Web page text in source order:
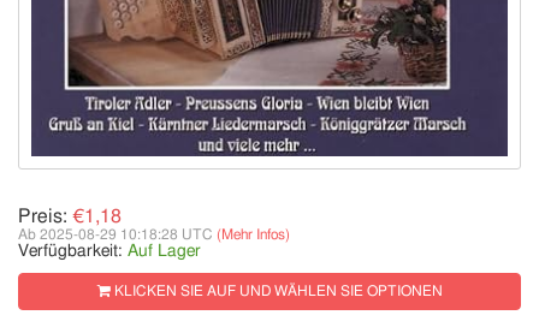
Preis: €1,18
Ab 2025-08-29 10:18:28 UTC (Mehr Infos)
Verfügbarkeit: Auf Lager
KLICKEN SIE AUF UND WÄHLEN SIE OPTIONEN